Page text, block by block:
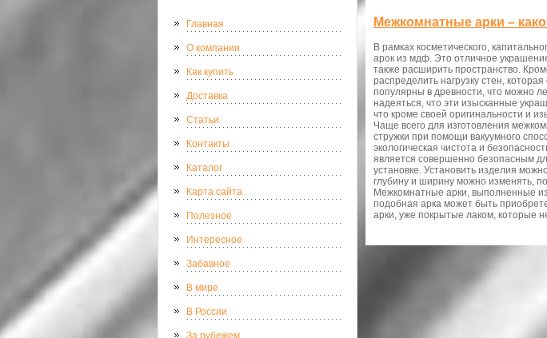
Главная
О компании
Как купить
Доставка
Статьи
Контакты
Каталог
Карта сайта
Полезное
Интересное
Забавное
В мире
В России
За рубежем
Межкомнатные арки –
В рамках косметического,
арок из мдф. Это отличное
также расширить пространство.
распределить нагрузку стен,
популярны в древности, что можно
надеяться, что эти изысканные
что кроме своей оригинальности и
Чаще всего для изготовления
стружки при помощи вакуумного
экологическая чистота и
является совершенно безопасным
установке. Установить изделия
глубину и ширину можно изменять,
Межкомнатные арки, выполненные
подобная арка может быть
арки, уже покрытые лаком, которые